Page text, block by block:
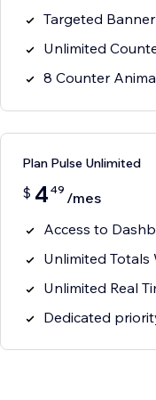
Targeted
Unlimited
8 Counter
Plan Pulse Unlimited
$ 4 49 /mes
Access to
Unlimited Totals
Unlimited Real
Dedicated